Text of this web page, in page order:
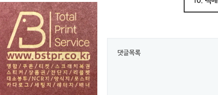
댓글목록